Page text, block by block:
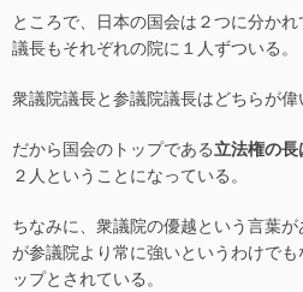
ところで、日本の国会は２つに分かれ
議長もそれぞれの院に１人ずついる。
衆議院議長と参議院議長はどちらが
だから国会のトップである立法権の
２人ということになっている。
ちなみに、衆議院の優越という言葉
が参議院より常に強いというわけで
ップとされている。